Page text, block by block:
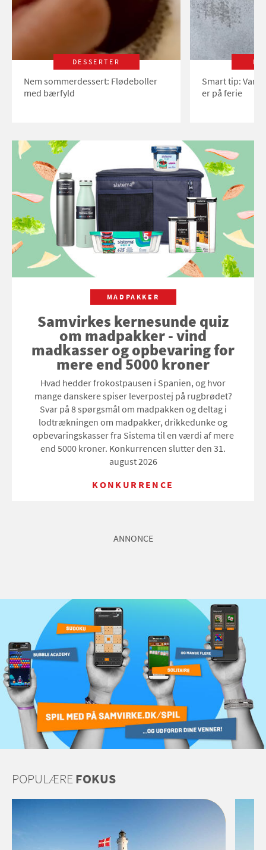
DESSERTER
Nem sommerdessert: Flødeboller
med bærfyld
Smart tip:
er på ferie
MADPAKKER
Samvirkes kernesunde quiz
om madpakker - vind
madkasser og opbevaring for
mere end 5000 kroner
Hvad hedder frokostpausen i Spanien, og hvor
mange danskere spiser leverpostej på rugbrødet?
Svar på 8 spørgsmål om madpakken og deltag i
lodtrækningen om madpakker, drikkedunke og
opbevaringskasser fra Sistema til en værdi af mere
end 5000 kroner. Konkurrencen slutter den 31.
august 2026
KONKURRENCE
ANNONCE
POPULÆREFOKUS